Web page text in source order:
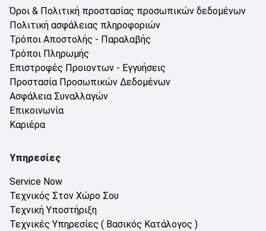
Όροι & Πολιτική προστασίας προσωπικών δεδομένων
Πολιτική ασφάλειας πληροφοριών
Τρόποι Αποστολής - Παραλαβής
Τρόποι Πληρωμής
Επιστροφές Προιοντων - Εγγυήσεις
Προστασία Προσωπικών Δεδομένων
Ασφάλεια Συναλλαγών
Επικοινωνία
Καριέρα
Υπηρεσίες
Service Now
Τεχνικός Στον Χώρο Σου
Τεχνική Υποστήριξη
Τεχνικές Υπηρεσίες ( Βασικός Κατάλογος )